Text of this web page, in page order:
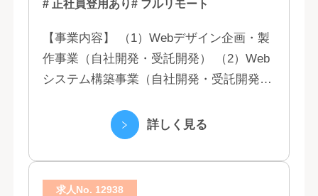
# 正社員登用あり# フルリモート
【事業内容】 （1）Webデザイン企画・製
作事業（自社開発・受託開発） （2）Web
システム構築事業（自社開発・受託開発）
（5）営業代行業務 （6...詳しく見る
求人No. 12938